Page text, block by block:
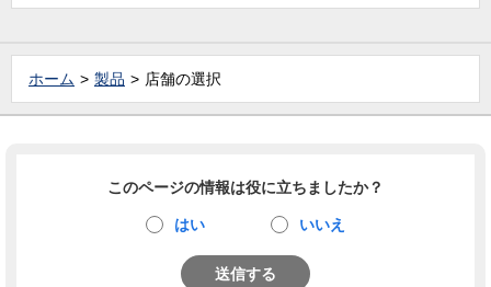
ホーム 製品 店舗の選択
このページの情報は役に立ちましたか？
はい いいえ
送信する